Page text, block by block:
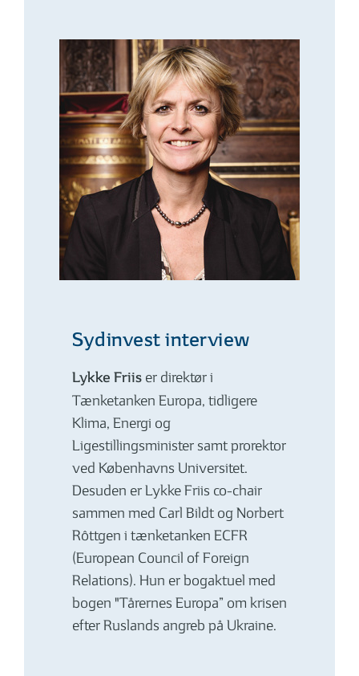
Sydinvest interview
Lykke Friis er direktør i
Tænketanken Europa, tidligere
Klima, Energi og
Ligestillingsminister samt prorektor
ved Københavns Universitet.
Desuden er Lykke Friis co-chair
sammen med Carl Bildt og Norbert
Rôttgen i tænketanken ECFR
(European Council of Foreign
Relations). Hun er bogaktuel med
bogen "Tårernes Europa” om krisen
efter Ruslands angreb på Ukraine.